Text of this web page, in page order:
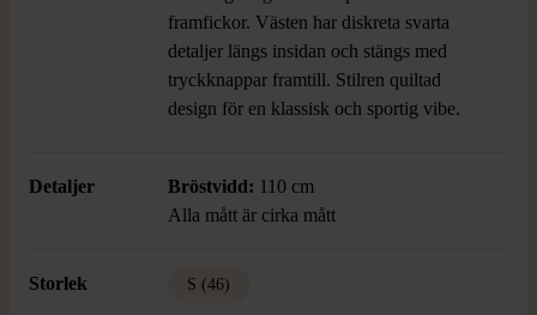
framfickor. Västen har diskreta svarta
detaljer längs insidan och stängs med
tryckknappar framtill. Stilren quiltad
design för en klassisk och sportig vibe.
Detaljer Bröstvidd: 110 cm
Alla mått är cirka mått
Storlek S (46)